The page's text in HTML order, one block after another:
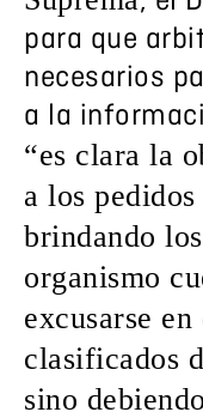
para que
necesarios
a la
“es clara la
a los
brindando
organismo
excusarse
clasificados
sino